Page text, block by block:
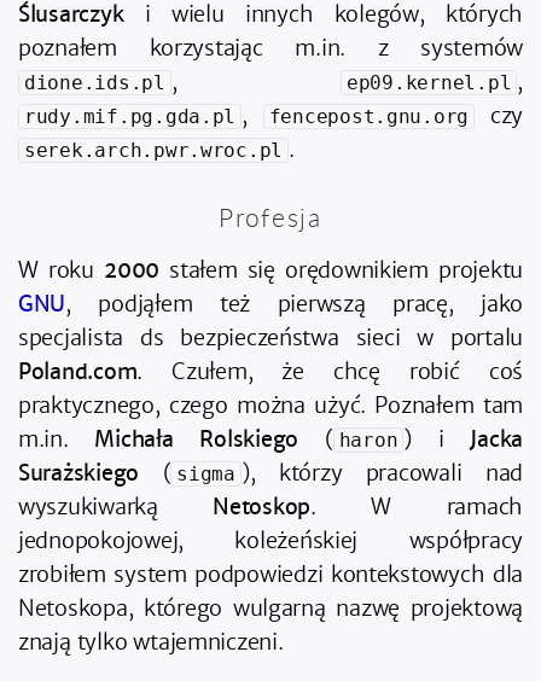
Ślusarczyki wielu innych kolegów, których
poznałem korzystając m.in. z systemów
dione.ids.pl , ep09.kernel.pl ,
rudy.mif.pg.gda.pl , fencepost.gnu.org czy
serek.arch.pwr.wroc.pl .
Profesja
W roku 2000 stałem się orędownikiem projektu
GNU, podjąłem też pierwszą pracę, jako
specjalista ds bezpieczeństwa sieci w portalu
Poland.com. Czułem, że chcę robić coś
praktycznego, czego można użyć. Poznałem tam
m.in. Michała Rolskiego ( haron ) i Jacka
Surażskiego ( sigma ), którzy pracowali nad
wyszukiwarką
Netoskop. W ramach
jednopokojowej, koleżeńskiej współpracy
zrobiłem system podpowiedzi kontekstowych dla
Netoskopa, którego wulgarną nazwę projektową
znają tylko wtajemniczeni.